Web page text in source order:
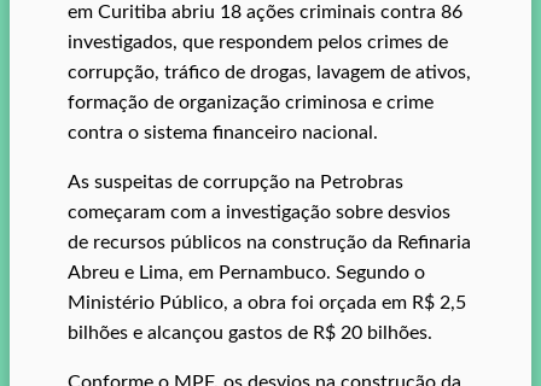
em Curitiba abriu 18 ações criminais contra 86
investigados, que respondem pelos crimes de
corrupção, tráfico de drogas, lavagem de ativos,
formação de organização criminosa e crime
contra o sistema financeiro nacional.
As suspeitas de corrupção na Petrobras
começaram com a investigação sobre desvios
de recursos públicos na construção da Refinaria
Abreu e Lima, em Pernambuco. Segundo o
Ministério Público, a obra foi orçada em R$ 2,5
bilhões e alcançou gastos de R$ 20 bilhões.